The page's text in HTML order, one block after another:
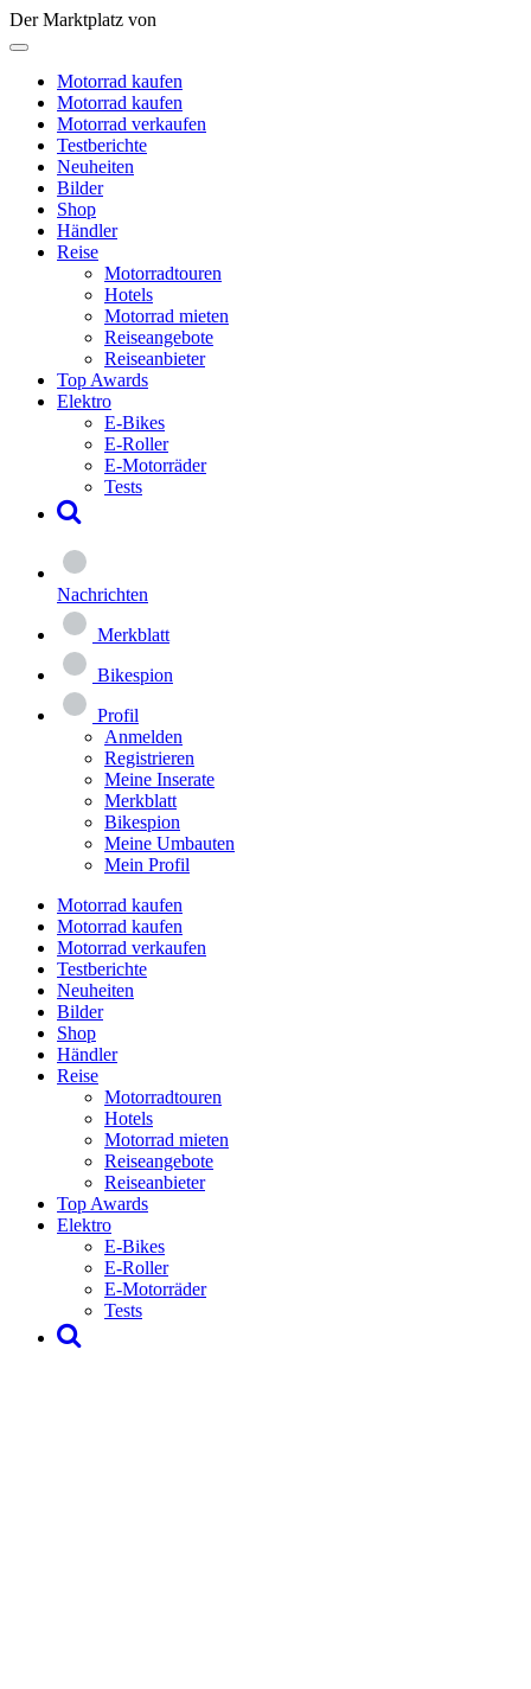
Der Marktplatz von
Motorrad kaufen
Motorrad kaufen
Motorrad verkaufen
Testberichte
Neuheiten
Bilder
Shop
Händler
Reise
Motorradtouren
Hotels
Motorrad mieten
Reiseangebote
Reiseanbieter
Top Awards
Elektro
E-Bikes
E-Roller
E-Motorräder
Tests
Nachrichten
Merkblatt
Bikespion
Profil
Anmelden
Registrieren
Meine Inserate
Merkblatt
Bikespion
Meine Umbauten
Mein Profil
Motorrad kaufen
Motorrad kaufen
Motorrad verkaufen
Testberichte
Neuheiten
Bilder
Shop
Händler
Reise
Motorradtouren
Hotels
Motorrad mieten
Reiseangebote
Reiseanbieter
Top Awards
Elektro
E-Bikes
E-Roller
E-Motorräder
Tests